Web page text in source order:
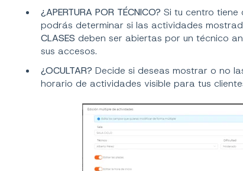
¿APERTURA POR TÉCNICO? Si tu centro
podrás determinar si las actividades
CLASES deben ser abiertas por un técnico
sus accesos.
¿OCULTAR? Decide si deseas mostrar o no
horario de actividades visible para tus